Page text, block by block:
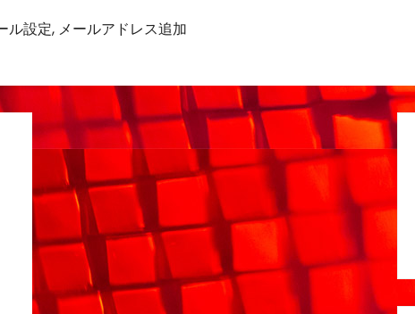
ル設定, メールアドレス追加